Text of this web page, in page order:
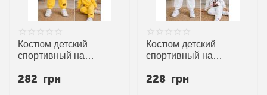
Костюм детский
спортивный на
р.3-6 "Fili kids"
282 грн
Костюм детский
спортивный на
р.3-6 "Fili kids"
228 грн